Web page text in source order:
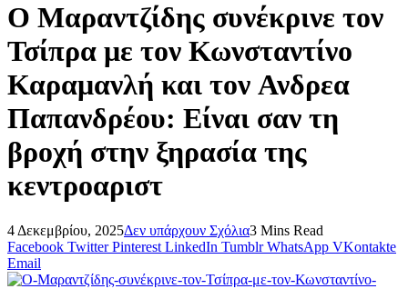
Ο Μαραντζίδης συνέκρινε τον
Τσίπρα με τον Κωνσταντίνο
Καραμανλή και τον Ανδρεα
Παπανδρέου: Είναι σαν τη
βροχή στην ξηρασία της
κεντροαριστ
4 Δεκεμβρίου, 2025Δεν υπάρχουν Σχόλια3 Mins Read
Facebook Twitter Pinterest LinkedIn Tumblr WhatsApp VKontakte
Email